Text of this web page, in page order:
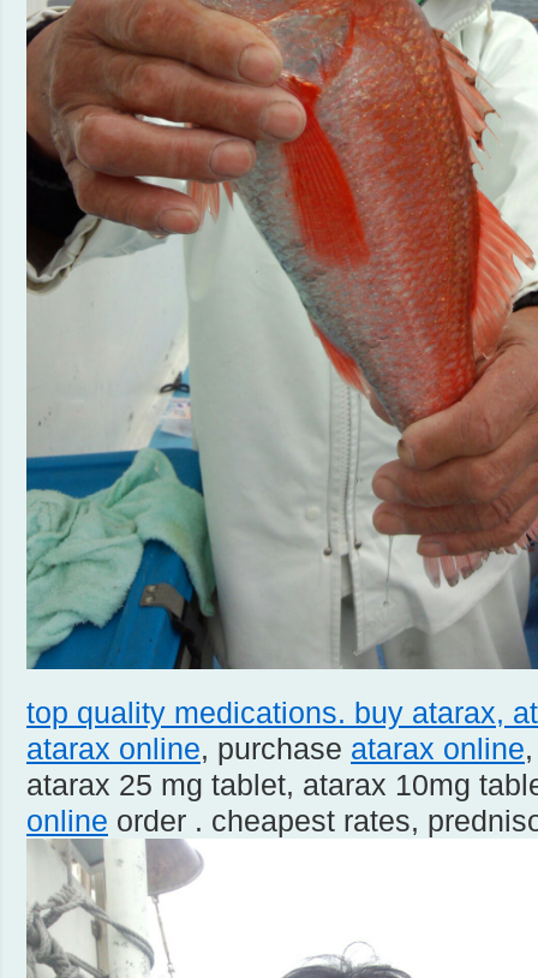
top quality medications. buy atarax,
atarax online, purchase atarax online
atarax 25 mg tablet, atarax 10mg
online order . cheapest rates,